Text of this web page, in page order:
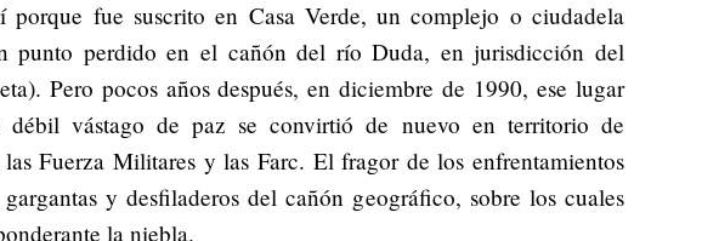
porque fue suscrito en Casa Verde, un complejo o ciudadela
punto perdido en el cañón del río Duda, en jurisdicción del
Pero pocos años después, en diciembre de 1990, ese lugar
vástago de paz se convirtió de nuevo en territorio de
Fuerza Militares y las Farc. El fragor de los enfrentamientos
y desfiladeros del cañón geográfico, sobre los cuales
la niebla.